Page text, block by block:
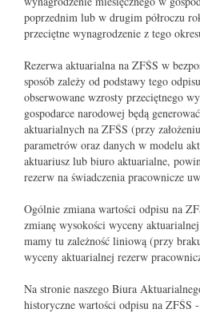
poprzednim lub w drugim półroczu
przeciętne wynagrodzenie z tego
Rezerwa aktuarialna na ZFŚS w
sposób zależy od podstawy tego
obserwowane wzrosty przeciętnego
gospodarce narodowej będą
aktuarialnych na ZFŚS (przy
parametrów oraz danych w modelu
aktuariusz lub biuro aktuarialne,
rezerw na świadczenia pracownicze
Ogólnie zmiana wartości odpisu na
zmianę wysokości wyceny
mamy tu zależność liniową (przy
wyceny aktuarialnej rezerw
Na stronie naszego Biura
historyczne wartości odpisu na ZFŚS